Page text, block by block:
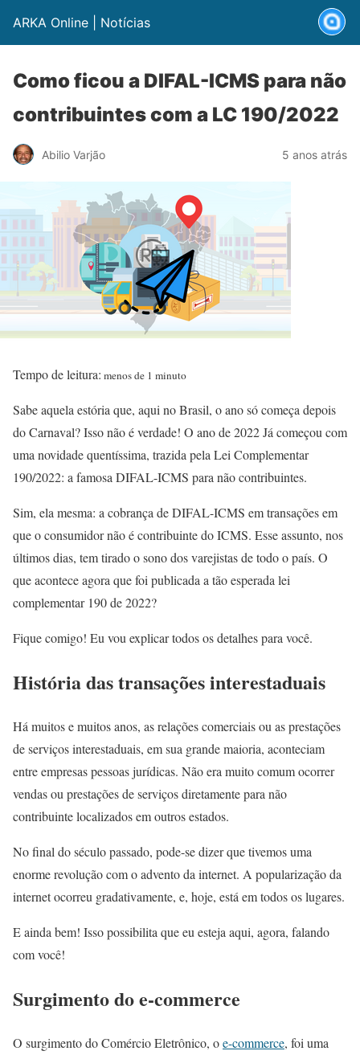
ARKA Online | Notícias
Como ficou a DIFAL-ICMS para não
contribuintes com a LC 190/2022
Abilio Varjão 5 anos atrás
Tempo de leitura: menos de 1 minuto
Sabe aquela estória que, aqui no Brasil, o ano só começa depois
do Carnaval? Isso não é verdade! O ano de 2022 Já começou com
uma novidade quentíssima, trazida pela Lei Complementar
190/2022: a famosa DIFAL-ICMS para não contribuintes.
Sim, ela mesma: a cobrança de DIFAL-ICMS em transações em
que o consumidor não é contribuinte do ICMS. Esse assunto, nos
últimos dias, tem tirado o sono dos varejistas de todo o país. O
que acontece agora que foi publicada a tão esperada lei
complementar 190 de 2022?
Fique comigo! Eu vou explicar todos os detalhes para você.
História das transações interestaduais
Há muitos e muitos anos, as relações comerciais ou as prestações
de serviços interestaduais, em sua grande maioria, aconteciam
entre empresas pessoas jurídicas. Não era muito comum ocorrer
vendas ou prestações de serviços diretamente para não
contribuinte localizados em outros estados.
No final do século passado, pode-se dizer que tivemos uma
enorme revolução com o advento da internet. A popularização da
internet ocorreu gradativamente, e, hoje, está em todos os lugares.
E ainda bem! Isso possibilita que eu esteja aqui, agora, falando
com você!
Surgimento do e-commerce
O surgimento do Comércio Eletrônico, oe-commerce, foi uma